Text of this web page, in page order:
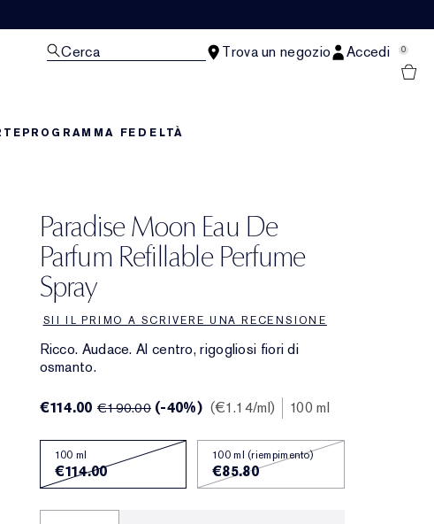
Cerca Trova un negozio Accedi 0
PROGRAMMA FEDELTÀ
Paradise Moon Eau De
Parfum Refillable Perfume
Spray
SII IL PRIMO A SCRIVERE UNA RECENSIONE
Ricco. Audace. Al centro, rigogliosi fiori di
osmanto.
€114.00 €190.00 (-40%) €1.14/ml 100 ml
100 ml
€114.00
100 ml (riempimento)
€85.80